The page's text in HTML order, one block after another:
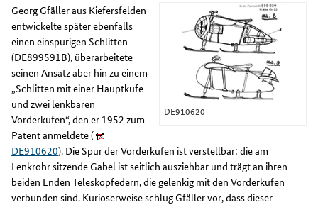
DE910620
Georg Gfäller aus Kiefersfelden
entwickelte später ebenfalls
einen einspurigen Schlitten
(DE899591B), überarbeitete
seinen Ansatz aber hin zu einem
„Schlitten mit einer Hauptkufe
und zwei lenkbaren
Vorderkufen“, den er 1952 zum
Patent anmeldete (
DE910620). Die Spur der Vorderkufen ist verstellbar: die am
Lenkrohr sitzende Gabel ist seitlich ausziehbar und trägt an ihren
beiden Enden Teleskopfedern, die gelenkig mit den Vorderkufen
verbunden sind. Kurioserweise schlug Gfäller vor, dass dieser